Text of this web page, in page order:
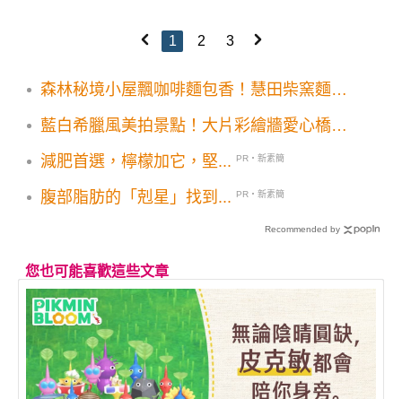
1 2 3
森林秘境小屋飄咖啡麵包香！慧田柴窯麵包
藍白希臘風美拍景點！大片彩繪牆愛心橋秒
減肥首選，檸檬加它，堅...
PR・新素簡
腹部脂肪的「剋星」找到... PR・新素簡
Recommended by
您也可能喜歡這些文章